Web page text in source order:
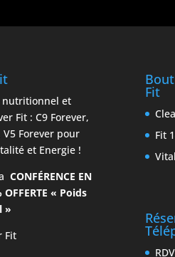
nutritionnel et
Fit : C9 Forever,
V5 Forever pour
et Energie !
CONFÉRENCE EN
OFFERTE « Poids
»
Fit
Fit
Fit